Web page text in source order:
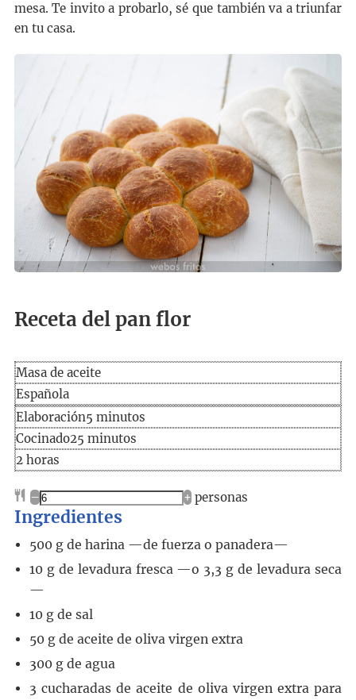
mesa. Te invito a probarlo, sé que también va a triunfar
en tu casa.
Receta del pan flor
Masa de aceite
Española
Elaboración
Elaboración5minutos
minutos
Cocinado
Cocinado25minutos
minutos
2horas
horas
– + personas
Ingredientes
500 g de harina —de fuerza o panadera—
10 g de levadura fresca —o 3,3 g de levadura seca
—
10 g de sal
50 g de aceite de oliva virgen extra
300 g de agua
3 cucharadas de aceite de oliva virgen extra para